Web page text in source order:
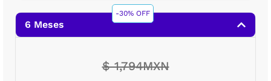
-30% OFF
6 Meses
$ 1,794MXN